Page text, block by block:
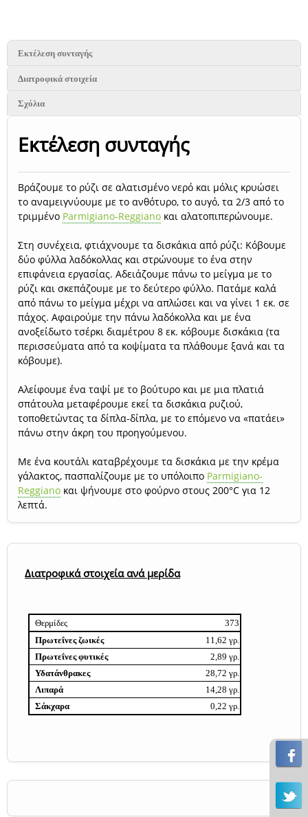
Εκτέλεση συνταγής
Διατροφικά στοιχεία
Σχόλια
Εκτέλεση συνταγής
Βράζουμε το ρύζι σε αλατισμένο νερό και μόλις κρυώσει
το αναμειγνύουμε με το ανθότυρο, το αυγό, τα 2/3 από το
τριμμένο Parmigiano-Reggiano και αλατοπιπερώνουμε.
Στη συνέχεια, φτιάχνουμε τα δισκάκια από ρύζι: Κόβουμε
δύο φύλλα λαδόκολλας και στρώνουμε το ένα στην
επιφάνεια εργασίας. Αδειάζουμε πάνω το μείγμα με το
ρύζι και σκεπάζουμε με το δεύτερο φύλλο. Πατάμε καλά
από πάνω το μείγμα μέχρι να απλώσει και να γίνει 1 εκ. σε
πάχος. Αφαιρούμε την πάνω λαδόκολλα και με ένα
ανοξείδωτο τσέρκι διαμέτρου 8 εκ. κόβουμε δισκάκια (τα
περισσεύματα από τα κοψίματα τα πλάθουμε ξανά και τα
κόβουμε).
Αλείφουμε ένα ταψί με το βούτυρο και με μια πλατιά
σπάτουλα μεταφέρουμε εκεί τα δισκάκια ρυζιού,
τοποθετώντας τα δίπλα-δίπλα, με το επόμενο να «πατάει»
πάνω στην άκρη του προηγούμενου.
Με ένα κουτάλι καταβρέχουμε τα δισκάκια με την κρέμα
γάλακτος, πασπαλίζουμε με το υπόλοιπο Parmigiano-
Reggiano και ψήνουμε στο φούρνο στους 200°C για 12
λεπτά.
Διατροφικά στοιχεία ανά μερίδα
Θερμίδες
373
Πρωτεΐνες ζωικές
11,62 γρ.
Πρωτεΐνες φυτικές
2,89 γρ.
Υδατάνθρακες
28,72 γρ.
Λιπαρά
14,28 γρ.
Σάκχαρα
0,22 γρ.